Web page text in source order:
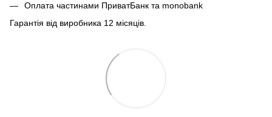
Оплата частинами ПриватБанк та monobank
Гарантія від виробника 12 місяців.